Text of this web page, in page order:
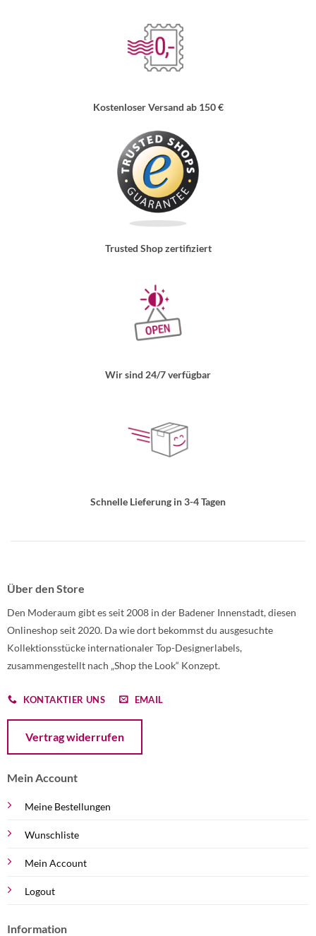
Kostenloser Versand ab 150 €
Trusted Shop zertifiziert
Wir sind 24/7 verfügbar
Schnelle Lieferung in 3-4 Tagen
Über den Store
Den Moderaum gibt es seit 2008 in der Badener Innenstadt, diesen
Onlineshop seit 2020. Da wie dort bekommst du ausgesuchte
Kollektionsstücke internationaler Top-Designerlabels,
zusammengestellt nach „Shop the Look“ Konzept.
KONTAKTIER UNS EMAIL
Vertrag widerrufen
Mein Account
Meine Bestellungen
Wunschliste
Mein Account
Logout
Information